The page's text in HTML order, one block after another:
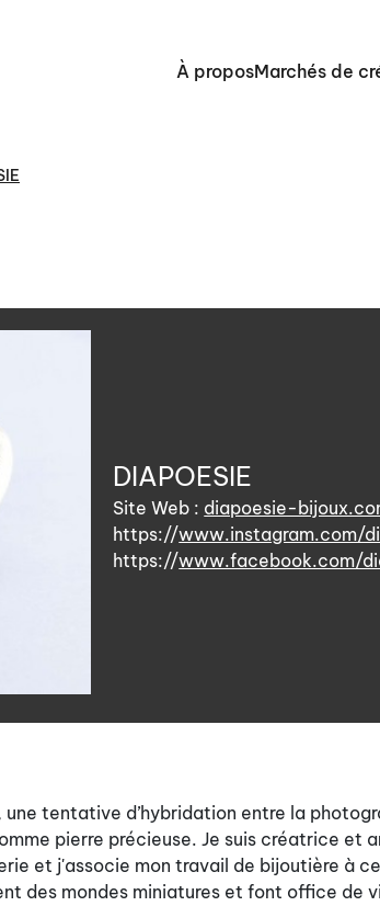
À proposMarchés de
DIAPOESIE
Site Web : diapoesie-
https://www.instagram.com/
https://www.facebook.com/
tentative d’hybridation entre la
pierre précieuse. Je suis créatrice et
et j'associe mon travail de bijoutière à
des mondes miniatures et font office de